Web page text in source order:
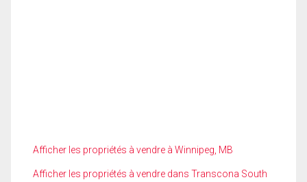
Afficher les propriétés à vendre à Winnipeg, MB
Afficher les propriétés à vendre dans Transcona South